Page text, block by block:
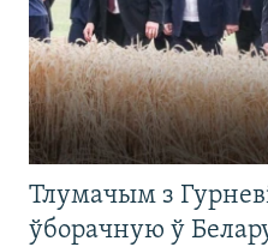
Тлумачым з
ўборачную ў